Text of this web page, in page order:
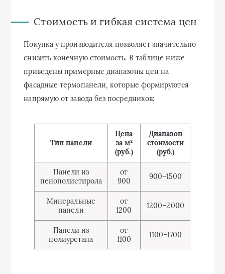
Стоимость и гибкая система цен
Покупка у производителя позволяет значительно
снизить конечную стоимость. В таблице ниже
приведены примерные диапазоны цен на
фасадные термопанели, которые формируются
напрямую от завода без посредников:
Тип панели
Цена
за м²
(руб.)
Диапазон
стоимости
(руб.)
Панели из
пенополистирола
от
900
900–1500
Минеральные
панели
от
1200
1200–2000
Панели из
полиуретана
от
1100
1100–1700